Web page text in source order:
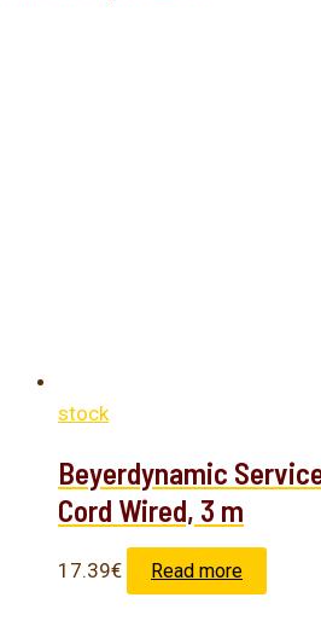
stock
Beyerdynamic
Cord Wired, 3 m
17.39€ Read more